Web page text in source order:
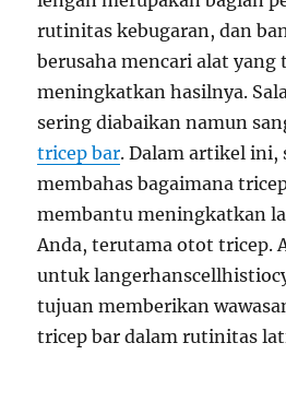
rutinitas kebugaran, dan
berusaha mencari alat
meningkatkan hasilnya.
sering diabaikan namun
tricep bar. Dalam artikel ini,
membahas bagaimana
membantu meningkatkan
Anda, terutama otot tricep.
untuk
tujuan memberikan
tricep bar dalam rutinitas